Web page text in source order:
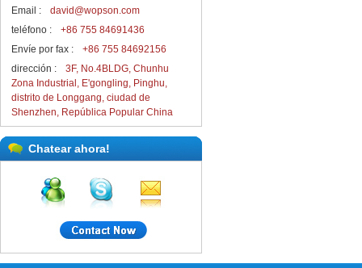
Email :
david@wopson.com
teléfono :
+86 755 84691436
Envíe por fax :
+86 755 84692156
dirección :
3F, No.4BLDG, Chunhu
Zona Industrial, E'gongling, Pinghu,
distrito de Longgang, ciudad de
Shenzhen, República Popular China
Chatear ahora!